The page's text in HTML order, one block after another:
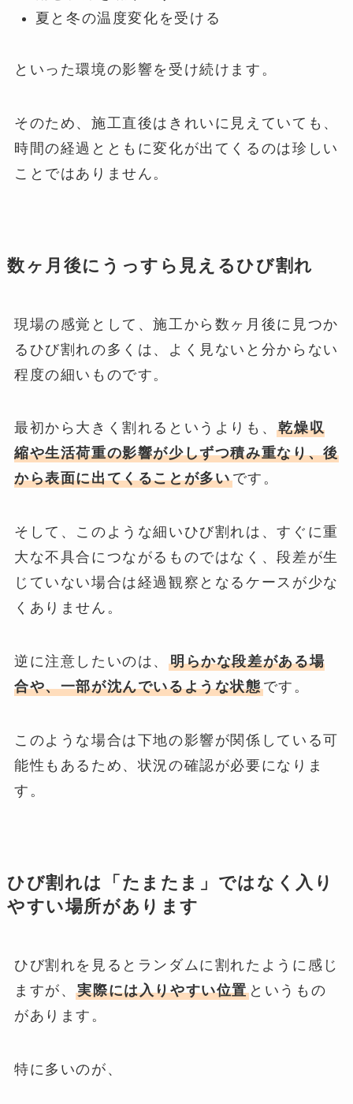
夏と冬の温度変化を受ける
といった環境の影響を受け続けます。
そのため、施工直後はきれいに見えていても、
時間の経過とともに変化が出てくるのは珍しい
ことではありません。
数ヶ月後にうっすら見えるひび割れ
現場の感覚として、施工から数ヶ月後に見つか
るひび割れの多くは、よく見ないと分からない
程度の細いものです。
最初から大きく割れるというよりも、乾燥収
縮や生活荷重の影響が少しずつ積み重なり、後
から表面に出てくることが多いです。
そして、このような細いひび割れは、すぐに重
大な不具合につながるものではなく、段差が生
じていない場合は経過観察となるケースが少な
くありません。
逆に注意したいのは、明らかな段差がある場
合や、一部が沈んでいるような状態です。
このような場合は下地の影響が関係している可
能性もあるため、状況の確認が必要になりま
す。
ひび割れは「たまたま」ではなく入り
やすい場所があります
ひび割れを見るとランダムに割れたように感じ
ますが、実際には入りやすい位置 というもの
があります。
特に多いのが、